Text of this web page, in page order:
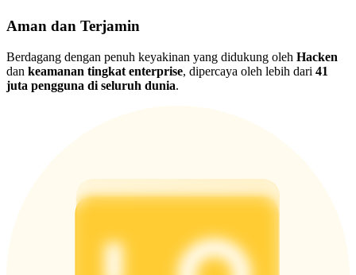
Aman dan Terjamin
Berdagang dengan penuh keyakinan yang didukung oleh Hacken
dan keamanan tingkat enterprise, dipercaya oleh lebih dari 41
juta pengguna di seluruh dunia.